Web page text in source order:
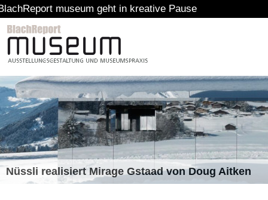
museum geht in kreative Pause
Nüssli realisiert Mirage Gstaad von Doug Aitken